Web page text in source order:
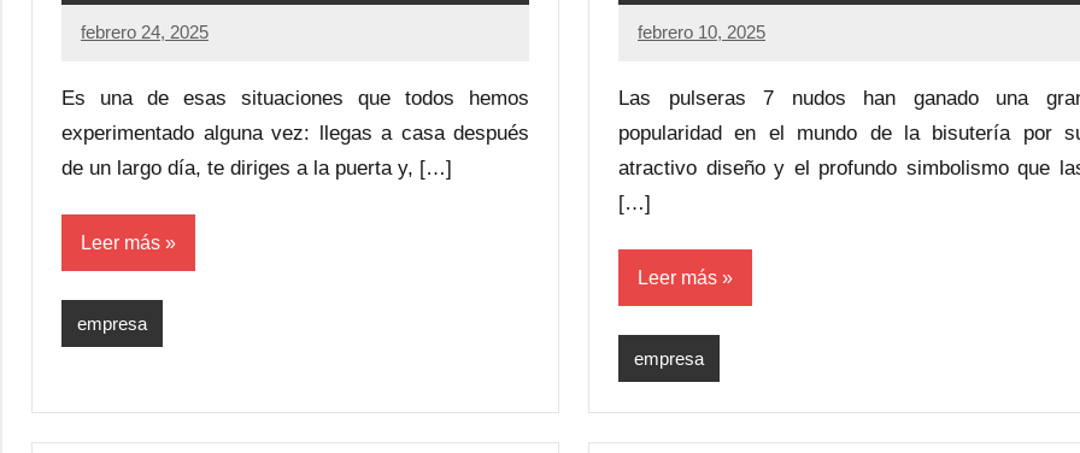
febrero 24, 2025
Es una de esas situaciones que todos hemos
experimentado alguna vez: llegas a casa después
de un largo día, te diriges a la puerta y, […]
Leer más
empresa
febrero 10, 2025
Las pulseras 7 nudos han ganado una
popularidad en el mundo de la bisutería por
atractivo diseño y el profundo simbolismo que
[…]
Leer más
empresa